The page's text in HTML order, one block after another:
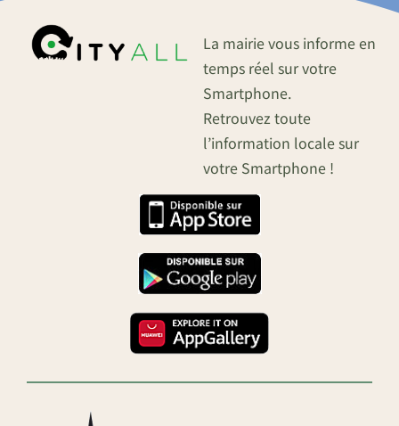
La mairie vous informe en
temps réel sur votre
Smartphone.
Retrouvez toute
l’information locale sur
votre Smartphone !